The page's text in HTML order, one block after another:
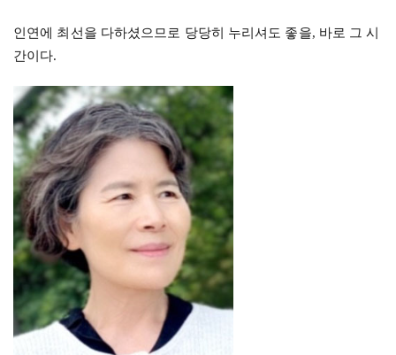
인연에 최선을 다하셨으므로 당당히 누리셔도 좋을, 바로 그 시
간이다.